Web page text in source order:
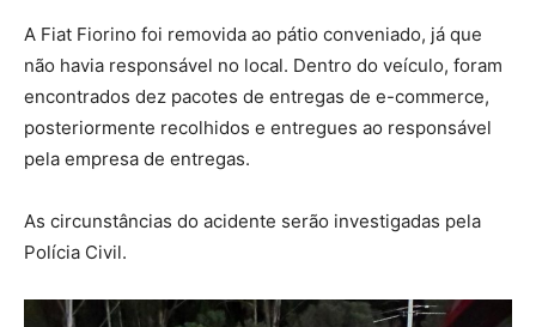
A Fiat Fiorino foi removida ao pátio conveniado, já que
não havia responsável no local. Dentro do veículo, foram
encontrados dez pacotes de entregas de e-commerce,
posteriormente recolhidos e entregues ao responsável
pela empresa de entregas.
As circunstâncias do acidente serão investigadas pela
Polícia Civil.